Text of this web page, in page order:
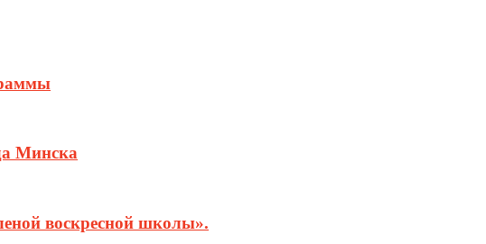
Минска
воскресной школы».